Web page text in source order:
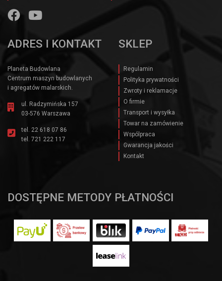
ADRES I KONTAKT
Planeta Budowlana
Centrum maszyn budowlanych
i agregatów malarskich.
ul. Radzymińska 157
03-576 Warszawa
tel. 22 618 07 86
tel. 721 222 117
SKLEP
Regulamin
Polityka prywatności
Zwroty i reklamacje
O firmie
Transport i wysyłka
Towar na zamówienie
Wspólpraca
Gwarancja jakości
Kontakt
DOSTĘPNE METODY PŁATNOŚCI